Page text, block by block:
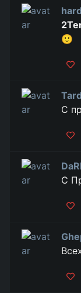
hard
🙂
С
С